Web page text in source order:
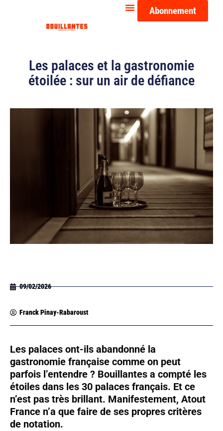
Abonnement
Les palaces et la gastronomie
étoilée : sur un air de défiance
09/02/2026
Franck Pinay-Rabaroust
Les palaces ont-ils abandonné la
gastronomie française comme on peut
parfois l’entendre ? Bouillantes a compté les
étoiles dans les 30 palaces français. Et ce
n’est pas très brillant. Manifestement, Atout
France n’a que faire de ses propres critères
de notation.